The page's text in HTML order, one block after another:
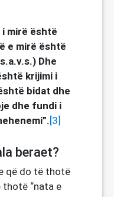
i mirë është
e mirë është
Dhe
krijimi i
bidat dhe
dhe fundi i
[3]
beraet?
që do të thotë
thotë “nata e